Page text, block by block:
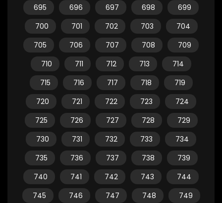
695
696 697 698
699
700
701 702 703
704
705
706 707 708
709
710
711 712 713
714
715
716 717 718
719
720
721 722 723
724
725
726 727 728
729
730
731 732 733
734
735
736 737 738
739
740
741 742 743
744
745
746 747 748
749